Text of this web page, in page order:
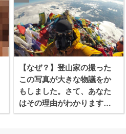
【なぜ？】登山家の撮った
この写真が大きな物議をか
もしました。さて、あなた
はその理由がわかります
か？